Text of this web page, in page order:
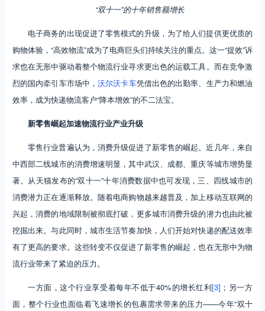
“双十一”的十年销售额增长
电子商务的出现促进了零售模式的升级，为了给人们提供更优质的
购物体验，“高效物流”成为了电商巨头们持续关注的重点。这一“提效”诉
求也在无形中驱动着整个物流行业寻求更出色的运载工具。而在竞争激
烈的国内牵引车市场中，沃尔沃卡车凭借出色的出勤率、生产力和燃油
效率，成为快递物流客户“降本增效”的不二法宝。
新零售崛起加速物流行业产业升级
零售行业普遍认为，消费升级促进了新零售的崛起。近几年，来自
中西部二线城市的消费增速明显，其中武汉、成都、重庆等城市增势显
著。从天猫发布的“双十一”十年消费数据中也可发现，三、四线城市的
消费潜力正在逐渐释放。随着电商购物越来越普及，加上移动互联网的
兴起，消费的地域限制被彻底打破，更多城市消费升级的潜力也由此被
挖掘出来。与此同时，城市生活节奏加快，人们开始对快递的配送效率
有了更高的要求。这些转变不仅促进了新零售的崛起，也在无形中为物
流行业带来了紧迫的压力。
一方面，这个行业享受着每年不低于40%的增长红利[3] ；另一方
面，整个行业也面临着飞速增长的包裹需求带来的压力——今年“双十